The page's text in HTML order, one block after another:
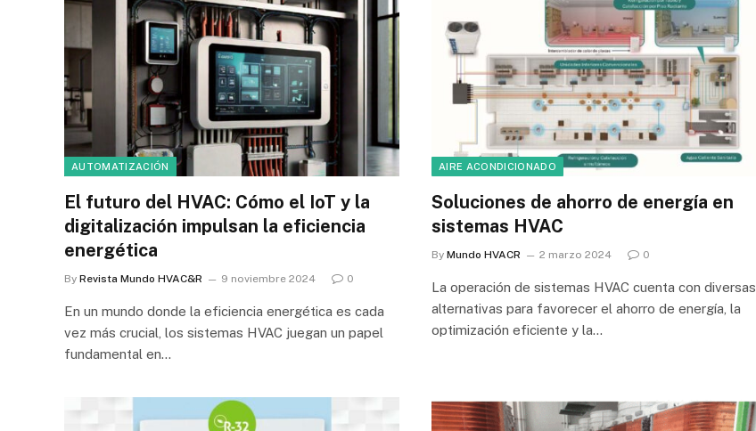
AUTOMATIZACIÓN
El futuro del HVAC: Cómo el IoT y la
digitalización impulsan la eficiencia
energética
By Revista Mundo HVAC&R 9 noviembre 2024 0
En un mundo donde la eficiencia energética es cada
vez más crucial, los sistemas HVAC juegan un papel
fundamental en…
AIRE ACONDICIONADO
Soluciones de ahorro de energía en
sistemas HVAC
By Mundo HVACR 2 marzo 2024 0
La operación de sistemas HVAC cuenta con diversas
alternativas para favorecer el ahorro de energía, la
optimización eficiente y la…